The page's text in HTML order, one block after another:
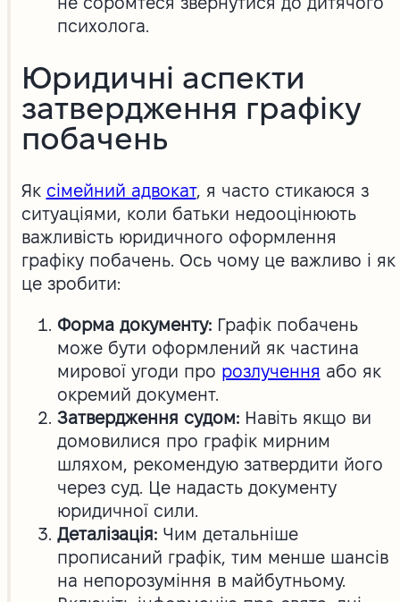
психолога.
Юридичні аспекти
затвердження графіку
побачень
Як сімейний адвокат, я часто стикаюся з
ситуаціями, коли батьки недооцінюють
важливість юридичного оформлення
графіку побачень. Ось чому це важливо і як
це зробити:
Форма документу: Графік побачень
може бути оформлений як частина
мирової угоди про розлучення або як
окремий документ.
Затвердження судом:Навіть якщо ви
домовилися про графік мирним
шляхом, рекомендую затвердити його
через суд. Це надасть документу
юридичної сили.
Деталізація: Чим детальніше
прописаний графік, тим менше шансів
на непорозуміння в майбутньому.